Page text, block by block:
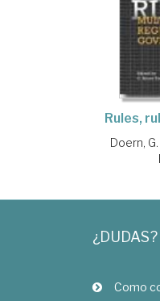
Rules,
Doern,
¿DUDAS?
Como